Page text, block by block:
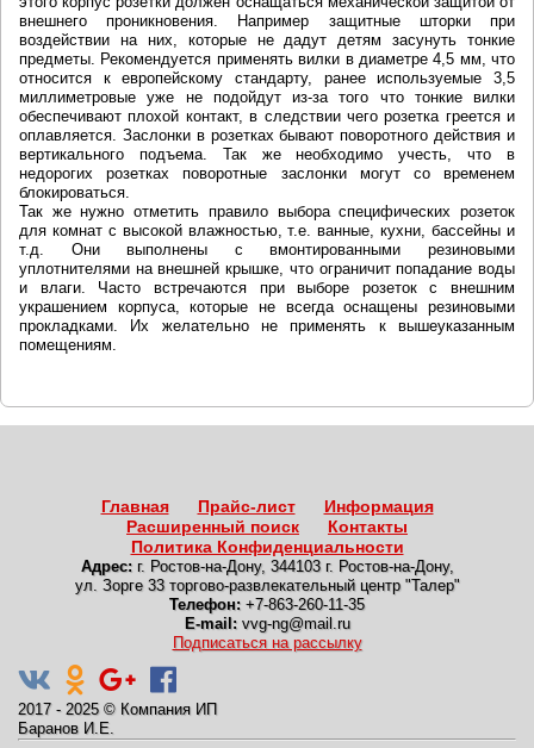
внешнего проникновения. Например защитные шторки при
воздействии на них, которые не дадут детям засунуть тонкие
предметы. Рекомендуется применять вилки в диаметре 4,5 мм, что
относится к европейскому стандарту, ранее используемые 3,5
миллиметровые уже не подойдут из-за того что тонкие вилки
обеспечивают плохой контакт, в следствии чего розетка греется и
оплавляется. Заслонки в розетках бывают поворотного действия и
вертикального подъема. Так же необходимо учесть, что в
недорогих розетках поворотные заслонки могут со временем
блокироваться.
Так же нужно отметить правило выбора специфических розеток
для комнат с высокой влажностью, т.е. ванные, кухни, бассейны и
т.д. Они выполнены с вмонтированными резиновыми
уплотнителями на внешней крышке, что ограничит попадание воды
и влаги. Часто встречаются при выборе розеток с внешним
украшением корпуса, которые не всегда оснащены резиновыми
прокладками. Их желательно не применять к вышеуказанным
помещениям.
Главная Прайс-лист
Информация
Расширенный поиск
Контакты
Политика Конфиденциальности
Адрес: г. Ростов-на-Дону, 344103 г. Ростов-на-Дону,
ул. Зорге 33 торгово-развлекательный центр "Талер"
Телефон: +7-863-260-11-35
E-mail: vvg-ng@mail.ru
Подписаться на рассылку
2017 - 2025 © Компания ИП
Баранов И.Е.